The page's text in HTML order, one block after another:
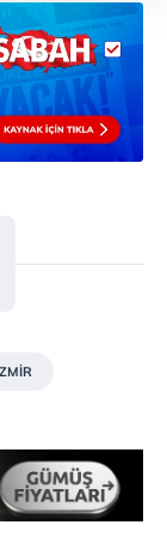
vermedikleri
İnternet
çerezler
işlevsel
detaylı bilgi